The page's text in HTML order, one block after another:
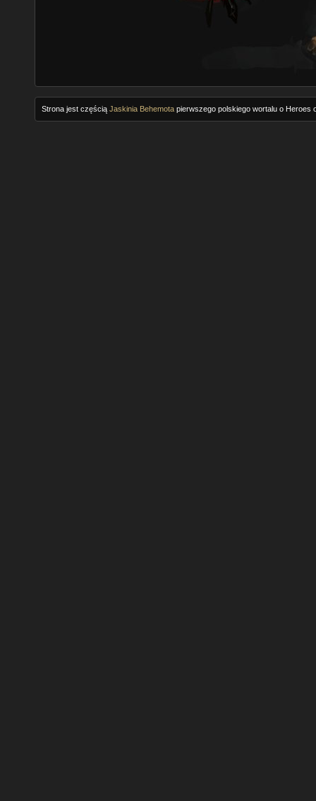
Strona jest częścią Jaskinia Behemotapierwszego polskiego wortalu o Heroes